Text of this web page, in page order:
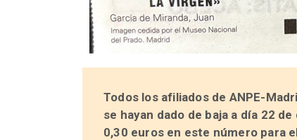
Todos los afiliados de ANPE-
se hayan dado de baja a día 22
0,30 euros en este número para